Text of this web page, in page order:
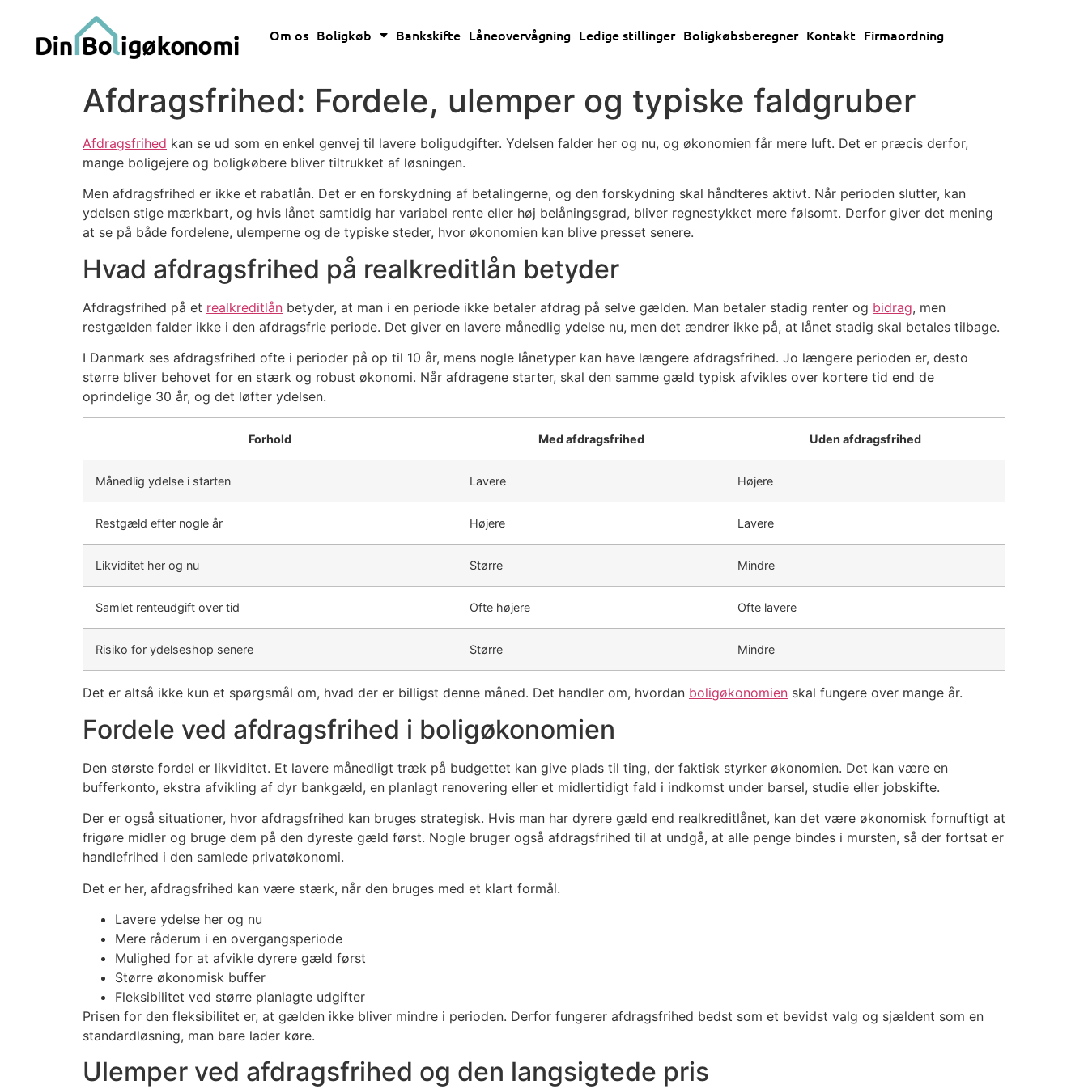
Om os Boligkøb Bankskifte Låneovervågning Ledige stillinger Boligkøbsberegner Kontakt Firmaordning
Afdragsfrihed: Fordele, ulemper og typiske faldgruber
Afdragsfrihed kan se ud som en enkel genvej til lavere boligudgifter. Ydelsen falder her og nu, og økonomien får mere luft. Det er præcis derfor,
mange boligejere og boligkøbere bliver tiltrukket af løsningen.
Men afdragsfrihed er ikke et rabatlån. Det er en forskydning af betalingerne, og den forskydning skal håndteres aktivt. Når perioden slutter, kan
ydelsen stige mærkbart, og hvis lånet samtidig har variabel rente eller høj belåningsgrad, bliver regnestykket mere følsomt. Derfor giver det mening
at se på både fordelene, ulemperne og de typiske steder, hvor økonomien kan blive presset senere.
Hvad afdragsfrihed på realkreditlån betyder
Afdragsfrihed på et realkreditlån betyder, at man i en periode ikke betaler afdrag på selve gælden. Man betaler stadig renter og bidrag, men
restgælden falder ikke i den afdragsfrie periode. Det giver en lavere månedlig ydelse nu, men det ændrer ikke på, at lånet stadig skal betales tilbage.
I Danmark ses afdragsfrihed ofte i perioder på op til 10 år, mens nogle lånetyper kan have længere afdragsfrihed. Jo længere perioden er, desto
større bliver behovet for en stærk og robust økonomi. Når afdragene starter, skal den samme gæld typisk afvikles over kortere tid end de
oprindelige 30 år, og det løfter ydelsen.
Forhold Med afdragsfrihed Uden afdragsfrihed
Månedlig ydelse i starten Lavere Højere
Restgæld efter nogle år Højere Lavere
Likviditet her og nu Større Mindre
Samlet renteudgift over tid Ofte højere Ofte lavere
Risiko for ydelseshop senere Større Mindre
Det er altså ikke kun et spørgsmål om, hvad der er billigst denne måned. Det handler om, hvordan boligøkonomien skal fungere over mange år.
Fordele ved afdragsfrihed i boligøkonomien
Den største fordel er likviditet. Et lavere månedligt træk på budgettet kan give plads til ting, der faktisk styrker økonomien. Det kan være en
bufferkonto, ekstra afvikling af dyr bankgæld, en planlagt renovering eller et midlertidigt fald i indkomst under barsel, studie eller jobskifte.
Der er også situationer, hvor afdragsfrihed kan bruges strategisk. Hvis man har dyrere gæld end realkreditlånet, kan det være økonomisk fornuftigt at
frigøre midler og bruge dem på den dyreste gæld først. Nogle bruger også afdragsfrihed til at undgå, at alle penge bindes i mursten, så der fortsat er
handlefrihed i den samlede privatøkonomi.
Det er her, afdragsfrihed kan være stærk, når den bruges med et klart formål.
Lavere ydelse her og nu
Mere råderum i en overgangsperiode
Mulighed for at afvikle dyrere gæld først
Større økonomisk buffer
Fleksibilitet ved større planlagte udgifter
Prisen for den fleksibilitet er, at gælden ikke bliver mindre i perioden. Derfor fungerer afdragsfrihed bedst som et bevidst valg og sjældent som en
standardløsning, man bare lader køre.
Ulemper ved afdragsfrihed og den langsigtede pris